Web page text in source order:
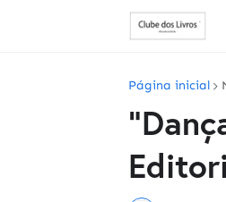
Página inicial